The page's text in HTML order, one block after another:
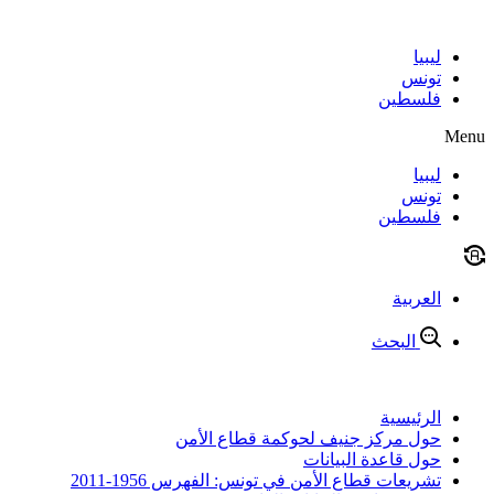
contentليبيا
تونس
فلسطين
Menu
ليبيا
تونس
فلسطين
العربية
البحث
الرئيسية
حول مركز جنيف لحوكمة قطاع الأمن
حول قاعدة البيانات
تشريعات قطاع الأمن في تونس: الفهرس 1956-2011